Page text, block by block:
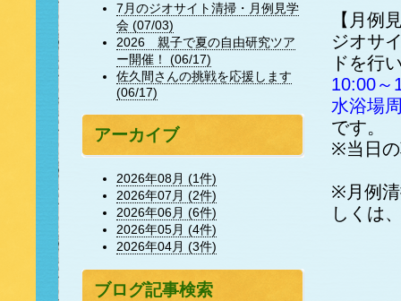
【月例
ジオサ
ドを行
10:00～
水浴場
です。
※当日
※月例清
しくは
7月のジオサイト清掃・月例見学
会 (07/03)
2026 親子で夏の自由研究ツア
ー開催！ (06/17)
佐久間さんの挑戦を応援します
(06/17)
アーカイブ
2026年08月 (1件)
2026年07月 (2件)
2026年06月 (6件)
2026年05月 (4件)
2026年04月 (3件)
ブログ記事検索